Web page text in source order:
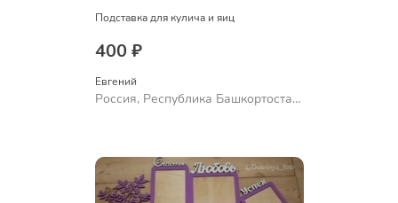
Подставка для кулича и яиц
400 ₽
Евгений
Россия, Республика Башкортостан,